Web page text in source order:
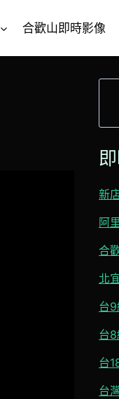
合歡山即時影像
新
阿
合
北
台
台
台
台